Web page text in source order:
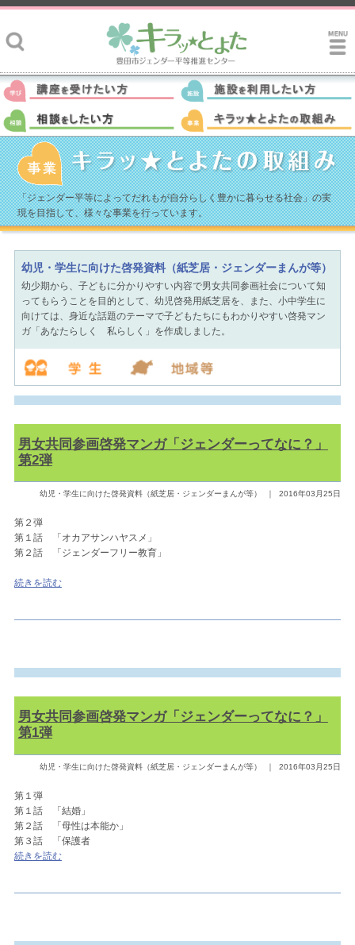
「ジェンダー平等によってだれもが自分らしく豊かに暮らせる社会」の実
現を目指して、様々な事業を行っています。
幼児・学生に向けた啓発資料（紙芝居・ジェンダーまんが等）
幼少期から、子どもに分かりやすい内容で男女共同参画社会について知
ってもらうことを目的として、幼児啓発用紙芝居を、また、小中学生に
向けては、身近な話題のテーマで子どもたちにもわかりやすい啓発マン
ガ「あなたらしく 私らしく」を作成しました。
男女共同参画啓発マンガ「ジェンダーってなに？」
第2弾
幼児・学生に向けた啓発資料（紙芝居・ジェンダーまんが等） ｜ 2016年03月25日
第２弾
第１話 「オカアサンハヤスメ」
第２話 「ジェンダーフリー教育」
続きを読む
男女共同参画啓発マンガ「ジェンダーってなに？」
第1弾
幼児・学生に向けた啓発資料（紙芝居・ジェンダーまんが等） ｜ 2016年03月25日
第１弾
第１話 「結婚」
第２話 「母性は本能か」
第３話 「保護者
続きを読む